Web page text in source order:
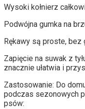
Wysoki kołnierz
Podwójna gumka na
Rękawy są proste, bez
Zapięcie na suwak z
znacznie ułatwia i
Zastosowanie: Do
podczas sezonowych
psów: